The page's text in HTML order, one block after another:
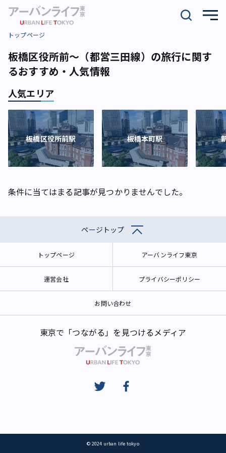
トップページ
板橋区役所前～（都営三田線）の旅行に関す
るおすすめ・人気情報
人気エリア
板橋区役所前駅 板橋本町駅
条件に当てはまる記事が見つかりませんでした。
ページトップ
トップページ アーバンライフ東京
運営会社 プライバシーポリシー
お問い合わせ
東京で「つながる」を見つけるメディア
© 2024 urban life tokyo